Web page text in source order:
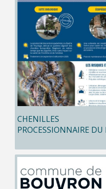
CHENILLES
PROCESSIONNAIRE DU